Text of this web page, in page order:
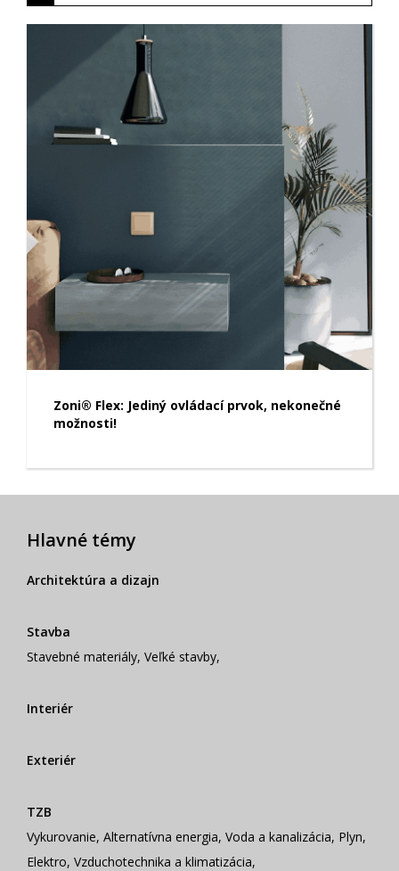
Zoni® Flex: Jediný ovládací prvok, nekonečné
možnosti!
Hlavné témy
Architektúra a dizajn
Stavba
Stavebné materiály, Veľké stavby,
Interiér
Exteriér
TZB
Vykurovanie, Alternatívna energia, Voda a kanalizácia, Plyn,
Elektro, Vzduchotechnika a klimatizácia,